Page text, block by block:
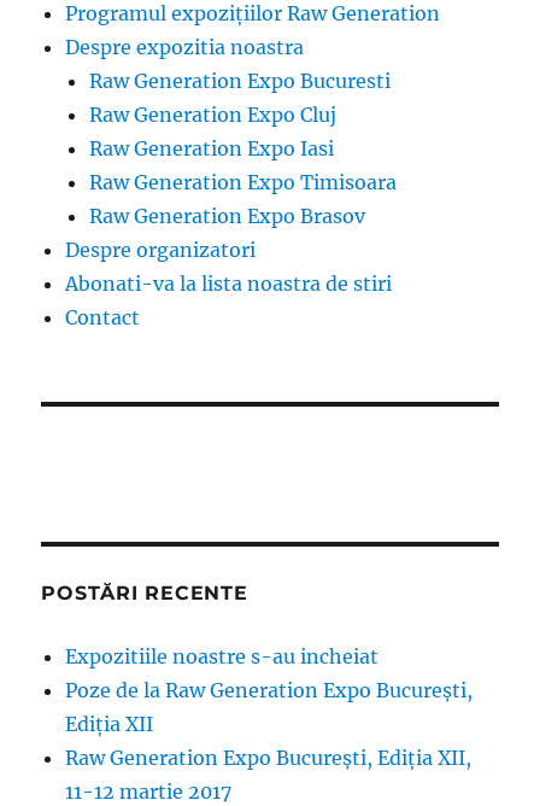
Programul expozițiilor Raw Generation
Despre expozitia noastra
Raw Generation Expo Bucuresti
Raw Generation Expo Cluj
Raw Generation Expo Iasi
Raw Generation Expo Timisoara
Raw Generation Expo Brasov
Despre organizatori
Abonati-va la lista noastra de stiri
Contact
POSTĂRI RECENTE
Expozitiile noastre s-au incheiat
Poze de la Raw Generation Expo București,
Ediția XII
Raw Generation Expo București, Ediția XII,
11-12 martie 2017